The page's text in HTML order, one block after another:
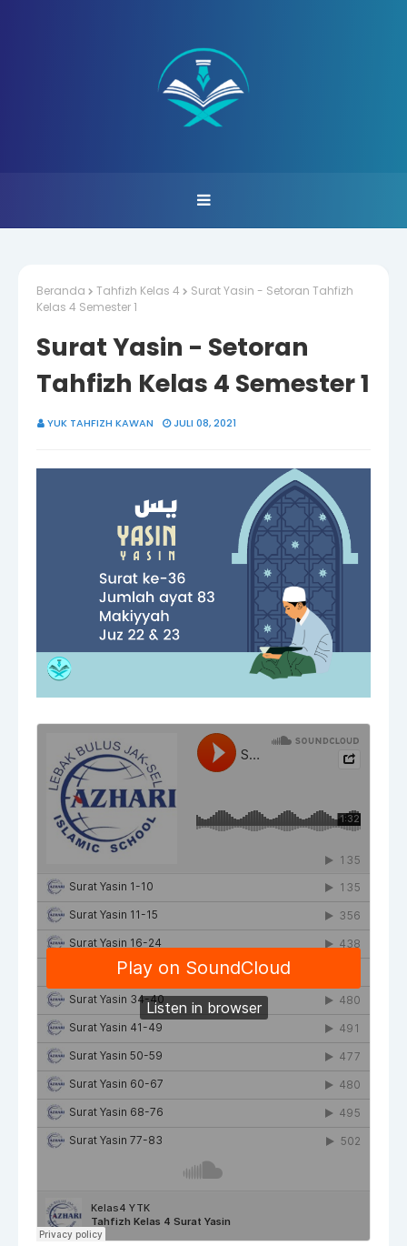
Beranda Tahfizh Kelas 4
Surat Yasin - Setoran Tahfizh
Kelas 4 Semester 1
Surat Yasin - Setoran
Tahfizh Kelas 4 Semester 1
YUK TAHFIZH KAWAN JULI 08, 2021